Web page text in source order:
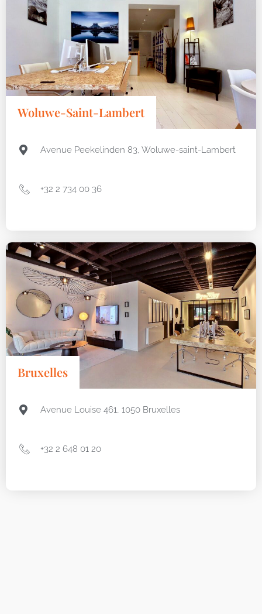
Woluwe-Saint-Lambert
Avenue Peekelinden 83, Woluwe-saint-Lambert
+32 2 734 00 36
Bruxelles
Avenue Louise 461, 1050 Bruxelles
+32 2 648 01 20